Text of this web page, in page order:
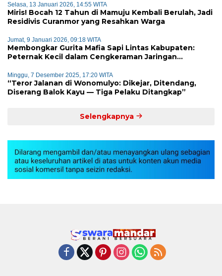
Selasa, 13 Januari 2026, 14:55 WITA
Miris! Bocah 12 Tahun di Mamuju Kembali Berulah, Jadi
Residivis Curanmor yang Resahkan Warga
Jumat, 9 Januari 2026, 09:18 WITA
Membongkar Gurita Mafia Sapi Lintas Kabupaten:
Peternak Kecil dalam Cengkeraman Jaringan
Minggu, 7 Desember 2025, 17:20 WITA
“Teror Jalanan di Wonomulyo: Dikejar, Ditendang,
Diserang Balok Kayu — Tiga Pelaku Ditangkap”
Selengkapnya